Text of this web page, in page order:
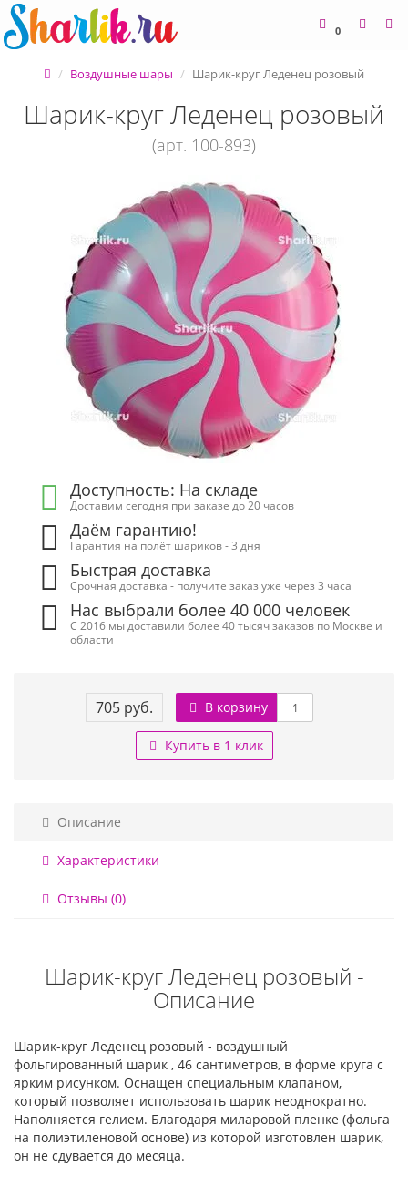
0
Воздушные шары Шарик-круг Леденец розовый
Шарик-круг Леденец розовый
(арт. 100-893)
Доступность: На складе
Доставим сегодня при заказе до 20 часов
Даём гарантию!
Гарантия на полёт шариков - 3 дня
Быстрая доставка
Срочная доставка - получите заказ уже через 3 часа
Нас выбрали более 40 000 человек
С 2016 мы доставили более 40 тысяч заказов по Москве и
области
705 руб. В корзину
Купить в 1 клик
Описание
Характеристики
Отзывы (0)
Шарик-круг Леденец розовый -
Описание
Шарик-круг Леденец розовый - воздушный
фольгированный шарик , 46 сантиметров, в форме круга с
ярким рисунком. Оснащен специальным клапаном,
который позволяет использовать шарик неоднократно.
Наполняется гелием. Благодаря миларовой пленке (фольга
на полиэтиленовой основе) из которой изготовлен шарик,
он не сдувается до месяца.